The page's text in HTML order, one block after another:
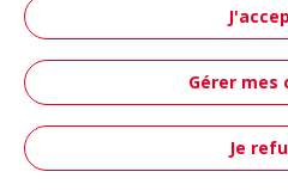
Hutchinson Aéronautique &
Plan du site CGU Données
Gérer mes
Je